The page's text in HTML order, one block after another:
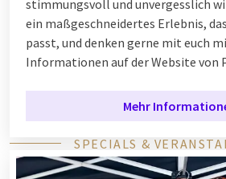
stimmungsvoll und unvergesslich
ein maßgeschneidertes Erlebnis,
passt, und denken gerne mit euch
Informationen auf der Website von
Mehr
SPECIALS &